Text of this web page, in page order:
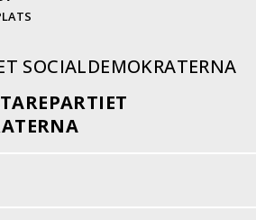
SOCIALDEMOKRATERNA